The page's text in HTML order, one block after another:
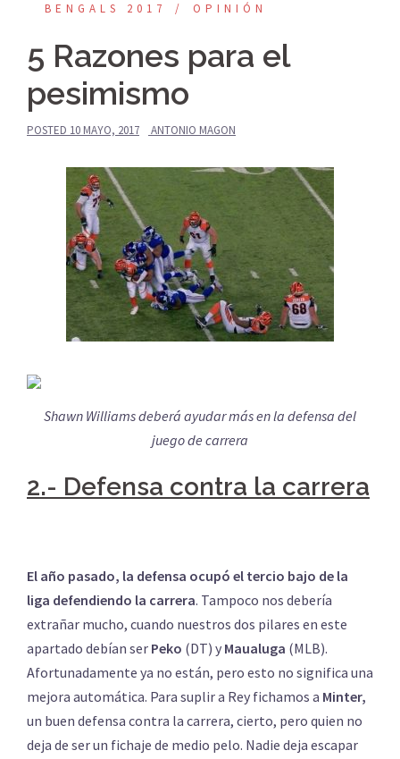
BENGALS 2017 OPINIÓN
5 Razones para el
pesimismo
POSTED 10 MAYO, 2017 ANTONIO MAGON
Shawn Williams deberá ayudar más en la defensa del
juego de carrera
2.- Defensa contra la carrera
El año pasado, la defensa ocupó el tercio bajo de la
liga defendiendo la carrera. Tampoco nos debería
extrañar mucho, cuando nuestros dos pilares en este
apartado debían ser Peko (DT) y Maualuga (MLB).
Afortunadamente ya no están, pero esto no significa una
mejora automática. Para suplir a Rey fichamos a Minter,
un buen defensa contra la carrera, cierto, pero quien no
deja de ser un fichaje de medio pelo. Nadie deja escapar